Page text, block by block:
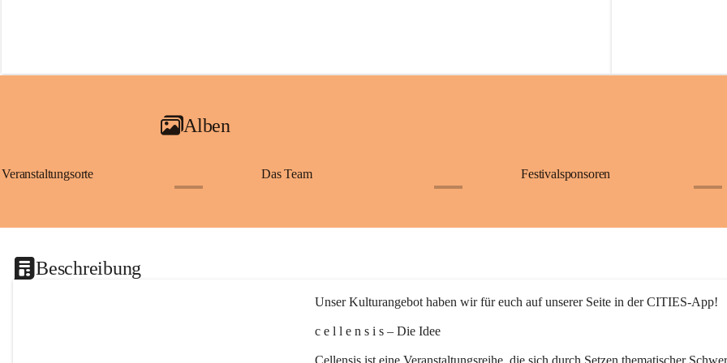
Alben
Veranstaltungsorte Das Team Festivalsponsoren
Beschreibung
Unser Kulturangebot haben wir für euch auf unserer Seite in der CITIES-App!
c e l l e n s i s – Die Idee
Cellensis ist eine Veranstaltungsreihe, die sich durch Setzen thematischer